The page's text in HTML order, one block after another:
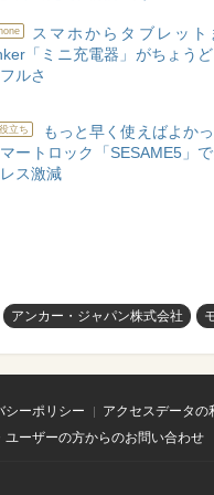
スマホからタブレット
「ミニ充電器」がちょう
ルさ
立ち
もっと早く使えばよか
ートロック「SESAME5」
レス激減
アンカー・ジャパン株式会社
シーポリシー アクセスデータの
ユーザーの方からのお問い合わせ